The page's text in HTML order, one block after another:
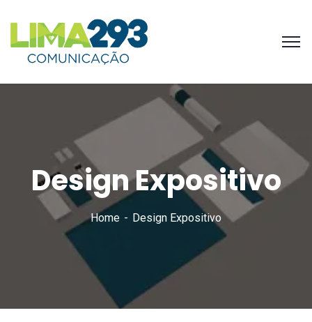
Design Expositivo
Home Design Expositivo